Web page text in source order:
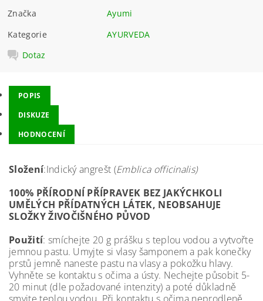
Značka
Ayumi
Kategorie
AYURVEDA
Dotaz
POPIS
DISKUZE
HODNOCENÍ
Složení:Indický angrešt (Emblica officinalis)
100% PŘÍRODNÍ PŘÍPRAVEK BEZ JAKÝCHKOLI
UMĚLÝCH PŘÍDATNÝCH LÁTEK, NEOBSAHUJE
SLOŽKY ŽIVOČIŠNÉHO PŮVOD
Použití: smíchejte 20 g prášku s teplou vodou a vytvořte
jemnou pastu. Umyjte si vlasy šamponem a pak konečky
prstů jemně naneste pastu na vlasy a pokožku hlavy.
Vyhněte se kontaktu s očima a ústy. Nechejte působit 5-
20 minut (dle požadované intenzity) a poté důkladně